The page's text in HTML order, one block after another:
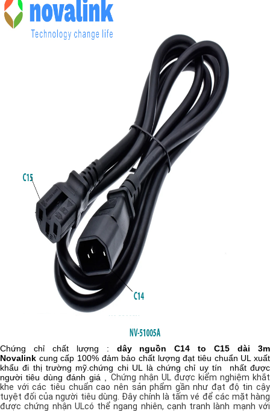
Chứng chỉ chất lượng : dây nguồn C14 to C15 dài 3m
Novalink cung cấp 100% đảm bảo chất lượng đạt tiêu chuẩn UL xuất
khẩu đi thị trường mỹ.chứng chi UL là chứng chỉ uy tín nhất được
người tiêu dùng đánh giá , Chứng nhận UL được kiểm nghiệm khắt
khe với các tiêu chuẩn cao nên sản phẩm gần như đạt độ tin cậy
tuyệt đối của người tiêu dùng. Đây chính là tấm vé để các mặt hàng
được chứng nhận ULcó thể ngang nhiên, cạnh tranh lành mạnh với